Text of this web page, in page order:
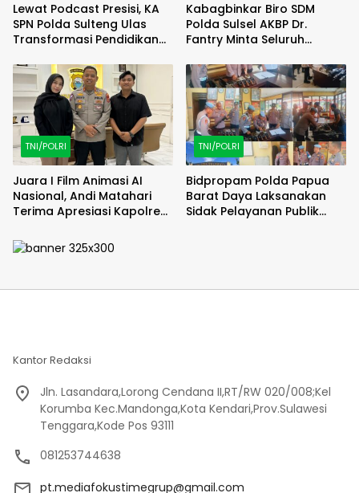
Lewat Podcast Presisi, KA
SPN Polda Sulteng Ulas
Transformasi Pendidikan
Kabagbinkar Biro SDM
Polda Sulsel AKBP Dr.
Fantry Minta Seluruh
Debu
TNI/POLRI
Juara I Film Animasi AI
Nasional, Andi Matahari
Terima Apresiasi Kapolres
TNI/POLRI
Bidpropam Polda Papua
Barat Daya Laksanakan
Sidak Pelayanan Publik
Kantor Redaksi
Jln. Lasandara,Lorong Cendana II,RT/RW 020/008;Kel
Korumba Kec.Mandonga,Kota Kendari,Prov.Sulawesi
Tenggara,Kode Pos 93111
081253744638
pt.mediafokustimegrup@gmail.com